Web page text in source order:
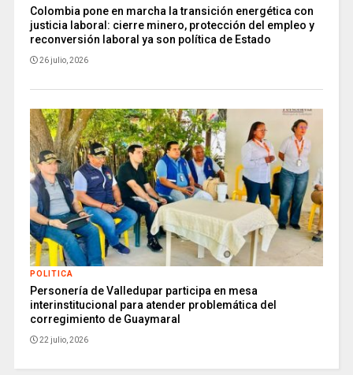
Colombia pone en marcha la transición energética con
justicia laboral: cierre minero, protección del empleo y
reconversión laboral ya son política de Estado
26 julio, 2026
POLITICA
Personería de Valledupar participa en mesa
interinstitucional para atender problemática del
corregimiento de Guaymaral
22 julio, 2026